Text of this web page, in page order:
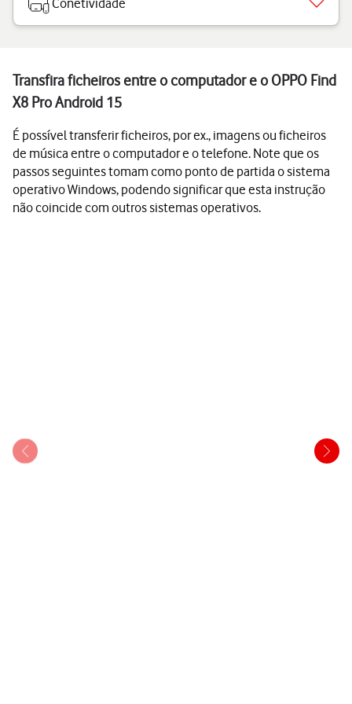
Conetividade
Transfira ficheiros entre o computador e o OPPO Find
X8 Pro Android 15
É possível transferir ficheiros, por ex., imagens ou ficheiros
de música entre o computador e o telefone. Note que os
passos seguintes tomam como ponto de partida o sistema
operativo Windows, podendo significar que esta instrução
não coincide com outros sistemas operativos.